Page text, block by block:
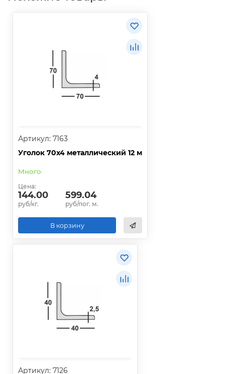
Артикул: 7163
Уголок 70х4 металлический 12 м
Много
Цена:
144.00
руб/кг.
599.04
руб/пог. м.
В корзину
Артикул: 7126